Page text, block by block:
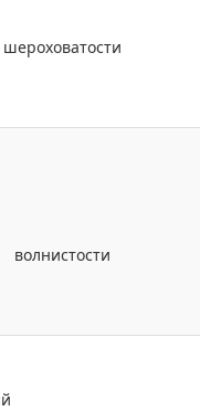
шероховатости
волнистости